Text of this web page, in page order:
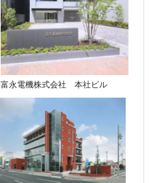
富永電機株式会社 本社ビル